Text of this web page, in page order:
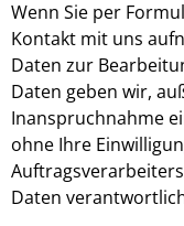
Wenn Sie per
Kontakt mit uns
Daten zur
Daten geben wir,
Inanspruchnahme
ohne Ihre
Daten